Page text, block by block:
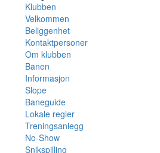
Klubben
Velkommen
Beliggenhet
Kontaktpersoner
Om klubben
Banen
Informasjon
Slope
Baneguide
Lokale regler
Treningsanlegg
No-Show
Snikspilling